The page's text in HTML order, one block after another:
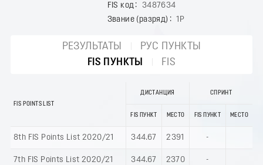
FIS код
3487634
Звание (разряд)
1Р
РЕЗУЛЬТАТЫ
РУС ПУНКТЫ
FIS ПУНКТЫ
FIS
FIS POINTS LIST
ДИСТАНЦИЯ СПРИНТ
FIS ПУНКТ МЕСТО FIS ПУНКТ МЕСТО
8th FIS Points List 2020/21 344.67 2391 -
7th FIS Points List 2020/21 344.67 2370 -